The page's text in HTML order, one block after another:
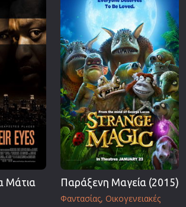
Μάτια
Παράξενη Μαγεία (2015)
Φαντασίας Οικογενειακές